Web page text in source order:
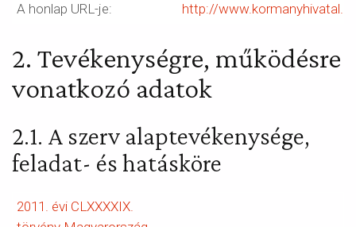
A honlap URL-je:
http://
2. Tevékenységre, működésre
vonatkozó adatok
2.1. A szerv alaptevékenysége,
feladat- és hatásköre
2011. évi CLXXXXIX.